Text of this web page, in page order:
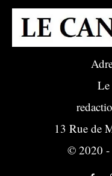
Le
13 Rue de
© 2020 -